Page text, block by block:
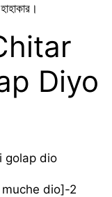
Diyo
golap dio
dio]-2